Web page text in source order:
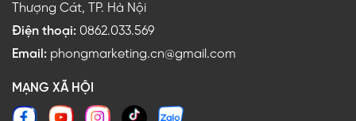
Thượng Cát, TP. Hà Nội
Điện thoại: 0862.033.569
Email: phongmarketing.cn@gmail.com
MẠNG XÃ HỘI